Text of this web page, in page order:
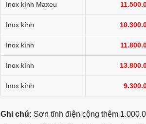
Inox kính Maxeu
Inox kính
Inox kính
Inox kính
Inox kính
Ghi chú: Sơn tĩnh điện cộng thêm